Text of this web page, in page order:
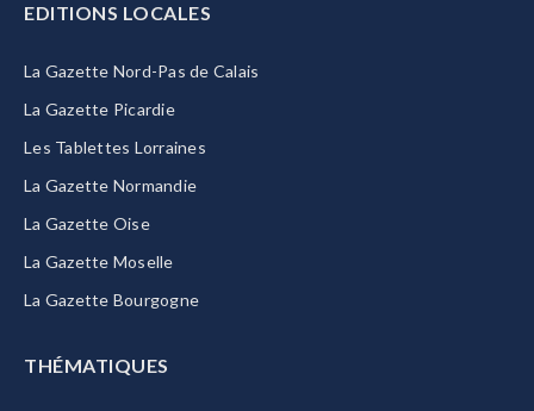
EDITIONS LOCALES
La Gazette Nord-Pas de Calais
La Gazette Picardie
Les Tablettes Lorraines
La Gazette Normandie
La Gazette Oise
La Gazette Moselle
La Gazette Bourgogne
THÉMATIQUES